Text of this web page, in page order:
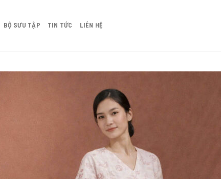
BỘ SƯU TẬP TIN TỨC LIÊN HỆ